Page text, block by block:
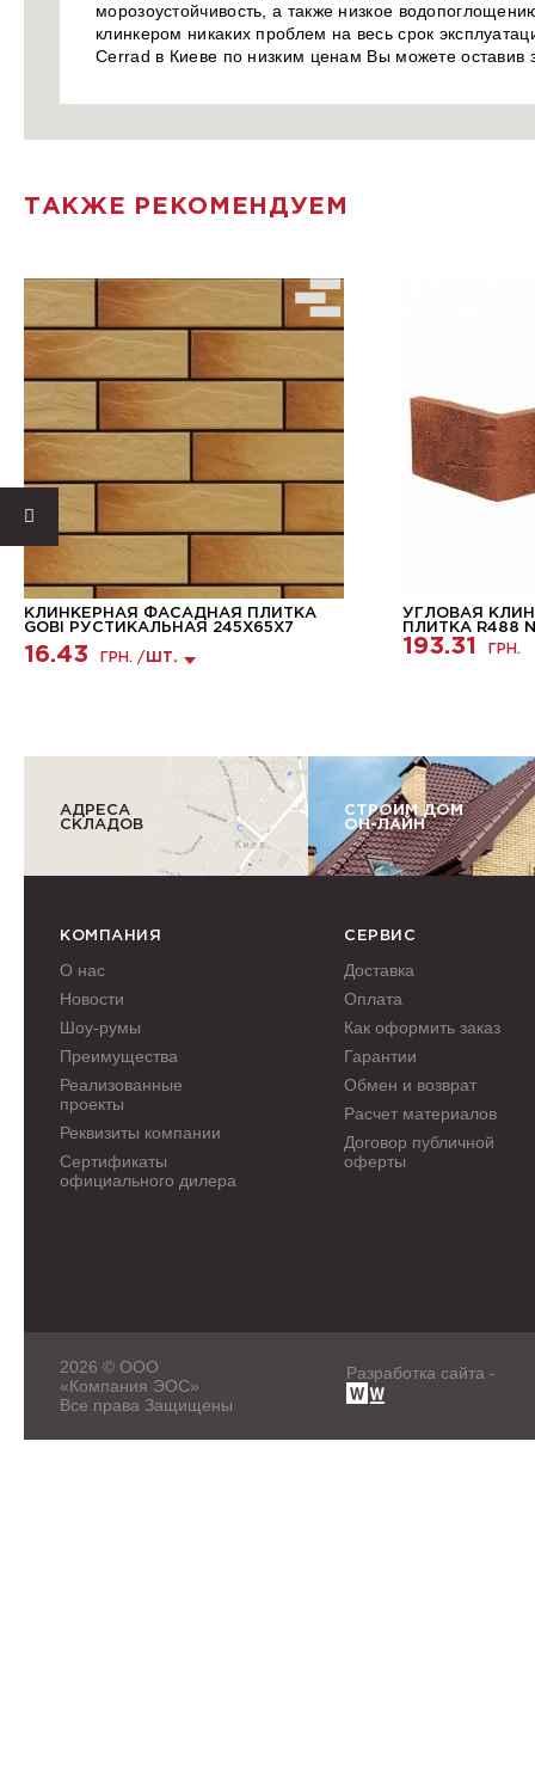
морозоустойчивость, а также низкое
клинкером никаких проблем на весь срок
Cerrad в Киеве по низким ценам Вы можете
ТАКЖЕ РЕКОМЕНДУЕМ
КЛИНКЕРНАЯ ФАСАДНАЯ ПЛИТКА
GOBI РУСТИКАЛЬНАЯ 245Х65Х7
16.43 ГРН. / ШТ.
УГЛОВАЯ
ПЛИТКА R488
193.31 ГРН.
АДРЕСА
СКЛАДОВ
СТРОИМ ДОМ
ОН-ЛАЙН
КОМПАНИЯ
О нас
Новости
Шоу-румы
Преимущества
Реализованные
проекты
Реквизиты компании
Сертификаты
официального дилера
СЕРВИС
Доставка
Оплата
Как оформить заказ
Гарантии
Обмен и возврат
Расчет материалов
Договор публичной
оферты
2026 © ООО
«Компания ЭОС»
Все права Защищены
Разработка сайта -